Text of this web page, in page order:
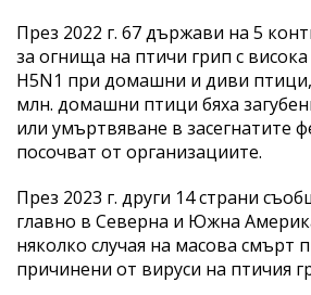
През 2022 г. 67 държави на 5
за огнища на птичи грип с
H5N1 при домашни и диви птици,
млн. домашни птици бяха
или умъртвяване в засегнатите
посочват от организациите.
През 2023 г. други 14 страни
главно в Северна и Южна
няколко случая на масова смърт
причинени от вируси на птичия